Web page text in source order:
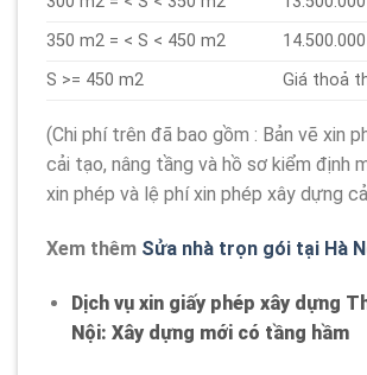
350 m2 = < S < 450 m2
S >= 450 m2
Giá thoả
(Chi phí trên đã bao gồm : Bản vẽ xin
cải tạo, nâng tầng và hồ sơ kiểm định
xin phép và lệ phí xin phép xây dựng
Xem thêm Sửa nhà trọn gói tại Hà
Dịch vụ xin giấy phép xây dựng
Nội: Xây dựng mới có tầng hầm